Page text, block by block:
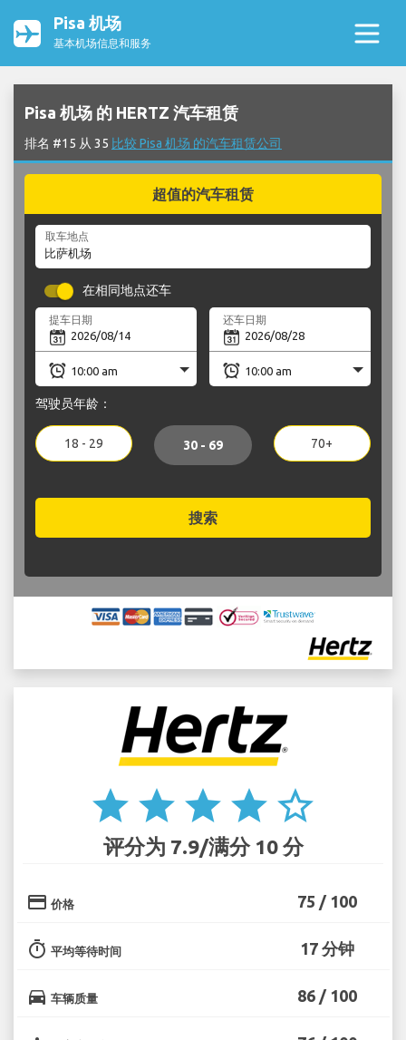
Pisa 机场
基本机场信息和服务
Pisa 机场 的 HERTZ 汽车租赁
排名 #15 从 35 比较 Pisa 机场 的汽车租赁公司
超值的汽车租赁
取车地点
在相同地点还车
提车日期 还车日期
驾驶员年龄：
18 - 29 30 - 69 70+
搜索
star star star star star_border
评分为 7.9/满分 10 分
credit_card 价格 75 / 100
timer 平均等待时间 17 分钟
directions_car 车辆质量 86 / 100